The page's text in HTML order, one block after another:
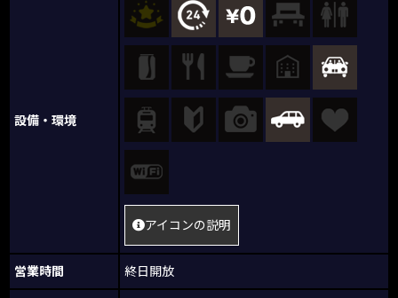
設備・環境
アイコンの説明
営業時間 終日開放